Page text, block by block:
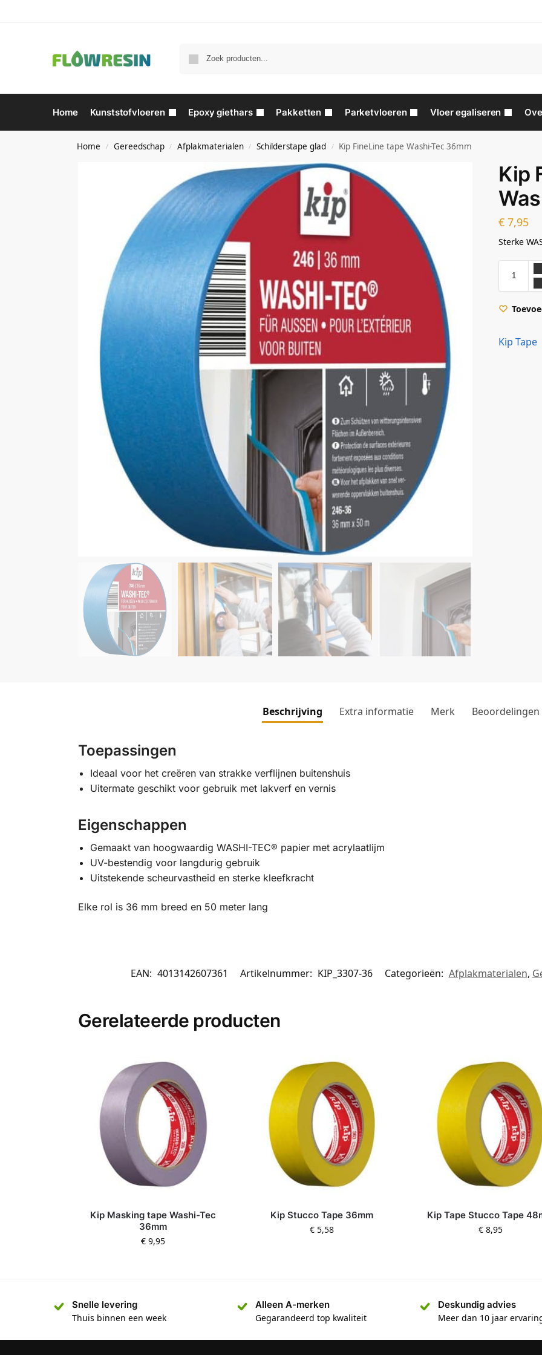
Home Kunststofvloeren Epoxy giethars Pakketten Parketvloeren Vloer egaliseren
Home / Gereedschap / Afplakmaterialen / Schilderstape glad / Kip FineLine tape Washi-Tec 36mm
Kip
€ 7,95
Sterke
Kip Tape
Beschrijving Extra informatie Merk Beoordelingen
Toepassingen
Ideaal voor het creëren van strakke verflijnen buitenshuis
Uitermate geschikt voor gebruik met lakverf en vernis
Eigenschappen
Gemaakt van hoogwaardig WASHI-TEC® papier met acrylaatlijm
UV-bestendig voor langdurig gebruik
Uitstekende scheurvastheid en sterke kleefkracht
Elke rol is 36 mm breed en 50 meter lang
EAN: 4013142607361 Artikelnummer: KIP_3307-36 Categorieën: Afplakmaterialen,
Gerelateerde producten
Kip Masking tape Washi-Tec
36mm
€ 9,95
Kip Stucco Tape 36mm
€5,58
Kip Tape Stucco Tape
€8,95
Snelle levering
Thuis binnen een week
Alleen A-merken
Gegarandeerd top kwaliteit
Deskundig advies
Meer dan 10 jaar